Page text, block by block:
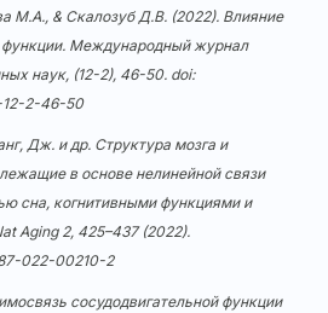
М.А., & Скалозуб Д.В. (2022). Влияние
функции. Международный журнал
наук, (12-2), 46-50. doi:
12-2-46-50
Дж. и др. Структура мозга и
в основе нелинейной связи
сна, когнитивными функциями и
Aging 2, 425–437 (2022).
022-00210-2
сосудодвигательной функции